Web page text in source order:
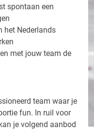
spontaan een
het Nederlands
met jouw team de
team waar je
fun. In ruil voor
je volgend aanbod